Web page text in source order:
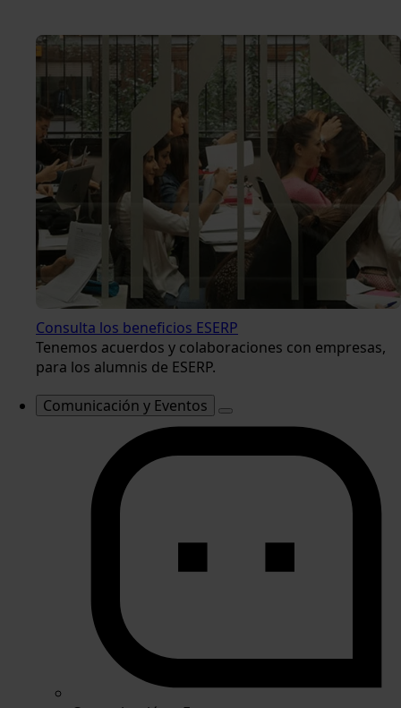
Consulta los beneficios ESERP
Tenemos acuerdos y colaboraciones con empresas,
para los alumnis de ESERP.
Comunicación y Eventos